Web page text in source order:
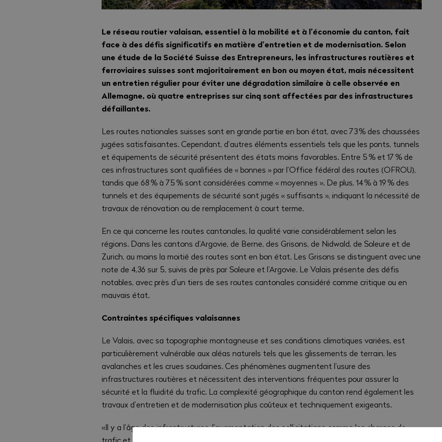
Le réseau routier valaisan, essentiel à la mobilité et à l’économie du canton, fait
face à des défis significatifs en matière d’entretien et de modernisation. Selon
une étude de la Société Suisse des Entrepreneurs, les infrastructures routières et
ferroviaires suisses sont majoritairement en bon ou moyen état, mais nécessitent
un entretien régulier pour éviter une dégradation similaire à celle observée en
Allemagne, où quatre entreprises sur cinq sont affectées par des infrastructures
défaillantes.
Les routes nationales suisses sont en grande partie en bon état, avec 73 % des chaussées
jugées satisfaisantes. Cependant, d’autres éléments essentiels tels que les ponts, tunnels
et équipements de sécurité présentent des états moins favorables. Entre 5 % et 17 % de
ces infrastructures sont qualifiées de « bonnes » par l’Office fédéral des routes (OFROU),
tandis que 68 % à 75 % sont considérées comme « moyennes ». De plus, 14 % à 19 % des
tunnels et des équipements de sécurité sont jugés « suffisants », indiquant la nécessité de
travaux de rénovation ou de remplacement à court terme.
En ce qui concerne les routes cantonales, la qualité varie considérablement selon les
régions. Dans les cantons d’Argovie, de Berne, des Grisons, de Nidwald, de Soleure et de
Zurich, au moins la moitié des routes sont en bon état. Les Grisons se distinguent avec une
note de 4,36 sur 5, suivis de près par Soleure et l’Argovie. Le Valais présente des défis
notables, avec près d’un tiers de ses routes cantonales considéré comme critique ou en
mauvais état.
Contraintes spécifiques valaisannes
Le Valais, avec sa topographie montagneuse et ses conditions climatiques variées, est
particulièrement vulnérable aux aléas naturels tels que les glissements de terrain, les
avalanches et les crues soudaines. Ces phénomènes augmentent l’usure des
infrastructures routières et nécessitent des interventions fréquentes pour assurer la
sécurité et la fluidité du trafic. La complexité géographique du canton rend également les
travaux d’entretien et de modernisation plus coûteux et techniquement exigeants.
«Il y a l’âge des infrastructures, l’augmentation des sollicitations comme les charges de
trafic et le tonnage, le sous-investissement dans l’entretien depuis des décennies, mais